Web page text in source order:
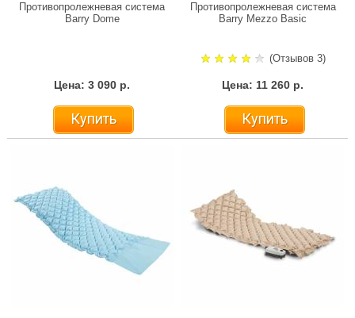
Противопролежневая система
Barry Dome
Цена: 3 090 р.
Купить
Противопролежневая система
Barry Mezzo Basic
(Отзывов 3)
Цена: 11 260 р.
Купить